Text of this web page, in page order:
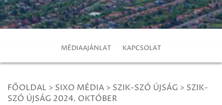
MÉDIAAJÁNLAT KAPCSOLAT
FŐOLDAL > SIXO MÉDIA > SZIK-SZÓ ÚJSÁG > SZIK-
SZÓ ÚJSÁG 2024. OKTÓBER